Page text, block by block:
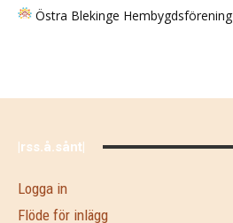
Östra Blekinge Hembygdsförening
|rss.å.sånt|
Logga in
Flöde för inlägg